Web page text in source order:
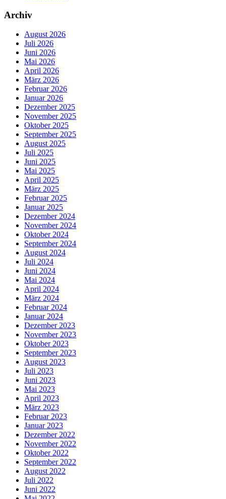
Archiv
August 2026
Juli 2026
Juni 2026
Mai 2026
April 2026
März 2026
Februar 2026
Januar 2026
Dezember 2025
November 2025
Oktober 2025
September 2025
August 2025
Juli 2025
Juni 2025
Mai 2025
April 2025
März 2025
Februar 2025
Januar 2025
Dezember 2024
November 2024
Oktober 2024
September 2024
August 2024
Juli 2024
Juni 2024
Mai 2024
April 2024
März 2024
Februar 2024
Januar 2024
Dezember 2023
November 2023
Oktober 2023
September 2023
August 2023
Juli 2023
Juni 2023
Mai 2023
April 2023
März 2023
Februar 2023
Januar 2023
Dezember 2022
November 2022
Oktober 2022
September 2022
August 2022
Juli 2022
Juni 2022